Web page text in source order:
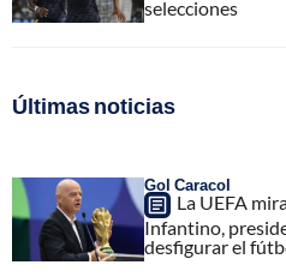
selecciones
Últimas noticias
Gol Caracol
La UEFA
Infantino,
desfigurar el